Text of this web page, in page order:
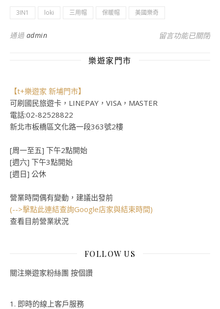
3IN1 loki 三用帽 保暖帽 美國樂奇
通過 admin 在〈【美國LOKI
留言功能已關閉
樂遊家門市
【t+樂遊家 新埔門市】
可刷國民旅遊卡，LINEPAY，VISA，MASTER
電話:02-82528822
新北市板橋區文化路一段363號2樓
[周一至五] 下午2點開始
[週六] 下午3點開始
[週日] 公休
營業時間偶有變動，建議出發前
(-->擊點此連結查詢Google店家與結束時間)
查看目前營業狀況
FOLLOW US
關注樂遊家粉絲團 按個讚
1. 即時的線上客戶服務